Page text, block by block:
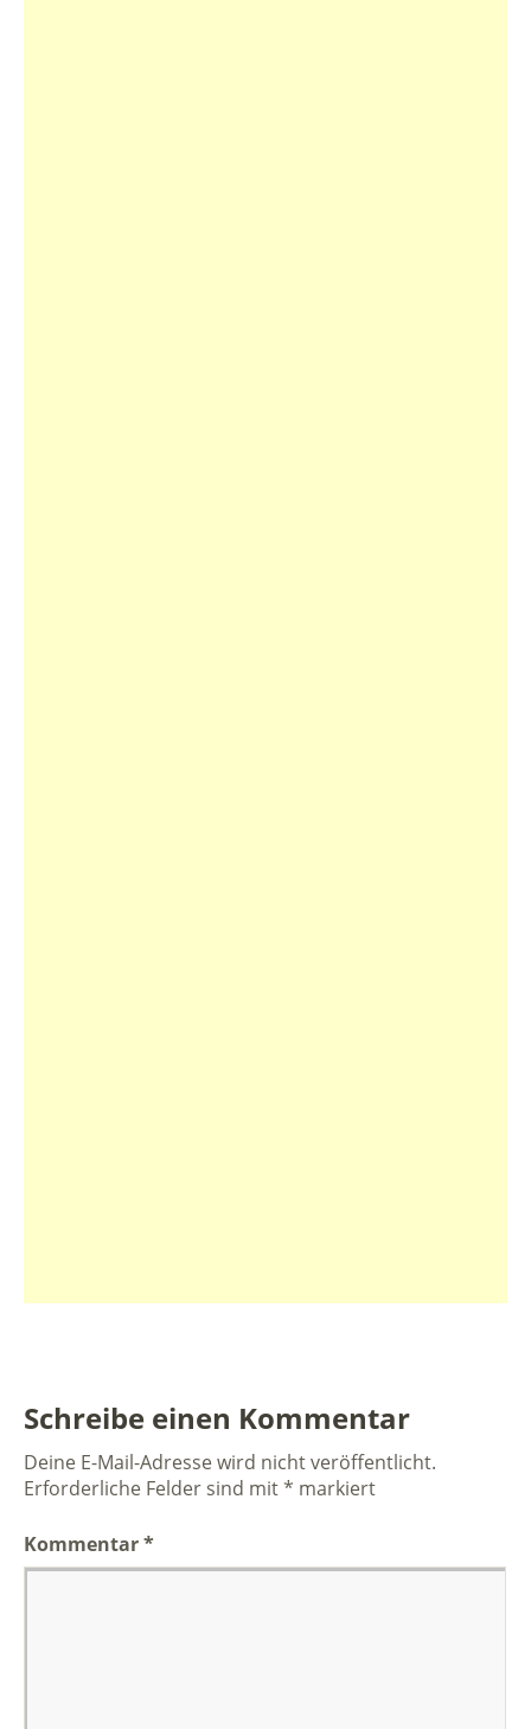
Schreibe einen Kommentar
Deine E-Mail-Adresse wird nicht veröffentlicht.
Erforderliche Felder sind mit* markiert
Kommentar*